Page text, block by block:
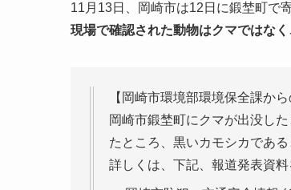
11月13日、岡崎市は12日に鍛埜町で
現場で確認された動物はクマではな
【岡崎市環境部環境保全課から
岡崎市鍛埜町にクマが出没し
たところ、黒いカモシカである
詳しくは、下記、報道発表資料